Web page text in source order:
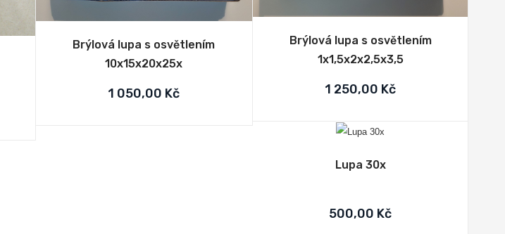
Brýlová lupa s osvětlením
10x15x20x25x
1 050,00 Kč
Brýlová lupa s osvětlením
1x1,5x2x2,5x3,5
1 250,00 Kč
Lupa 30x
500,00 Kč